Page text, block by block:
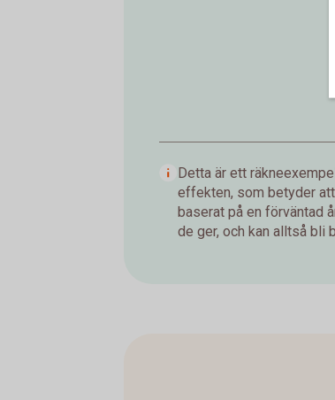
Detta är ett
effekten, som betyder
baserat på en förväntad
de ger, och kan alltså bli